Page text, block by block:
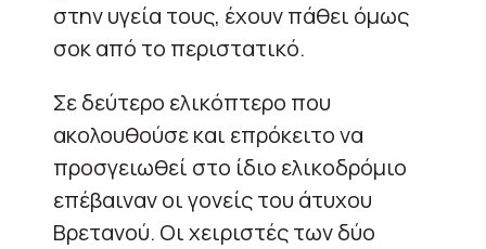
στην υγεία τους, έχουν πάθει όμως
σοκ από το περιστατικό.
Σε δεύτερο ελικόπτερο που
ακολουθούσε και επρόκειτο να
προσγειωθεί στο ίδιο ελικοδρόμιο
επέβαιναν οι γονείς του άτυχου
Βρετανού. Οι χειριστές των δύο